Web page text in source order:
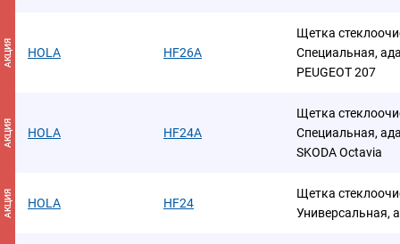
АКЦИЯ HOLA HF26A
Щетка
Специальная,
PEUGEOT 207
АКЦИЯ HOLA HF24A
Щетка
Специальная,
SKODA Octavia
АКЦИЯ HOLA HF24
Щетка
Универсальная,